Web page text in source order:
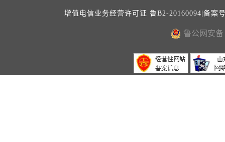
增值电信业务经营许可证 鲁B2-20160094|备案
鲁公网安